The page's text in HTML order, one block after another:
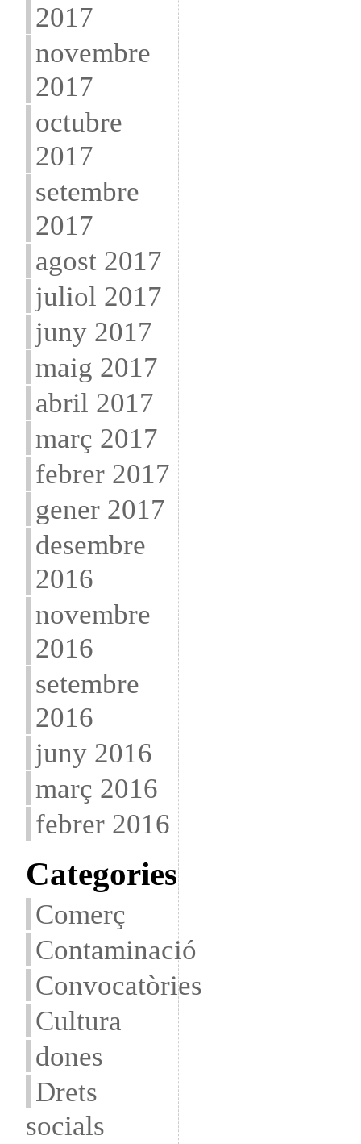
2017
novembre
2017
octubre
2017
setembre
2017
agost 2017
juliol 2017
juny 2017
maig 2017
abril 2017
març 2017
febrer 2017
gener 2017
desembre
2016
novembre
2016
setembre
2016
juny 2016
març 2016
febrer 2016
Categories
Comerç
Contaminació
Convocatòries
Cultura
dones
Drets
socials